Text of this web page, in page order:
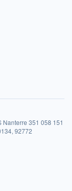
Nanterre 351 058 151
92772